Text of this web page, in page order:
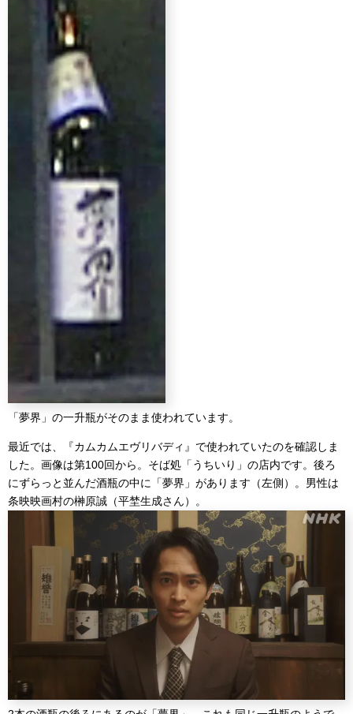
「夢界」の一升瓶がそのまま使われています。
最近では、『カムカムエヴリバディ』で使われていたのを確認しま
した。画像は第100回から。そば処「うちいり」の店内です。後ろ
にずらっと並んだ酒瓶の中に「夢界」があります（左側）。男性は
条映映画村の榊原誠（平埜生成さん）。